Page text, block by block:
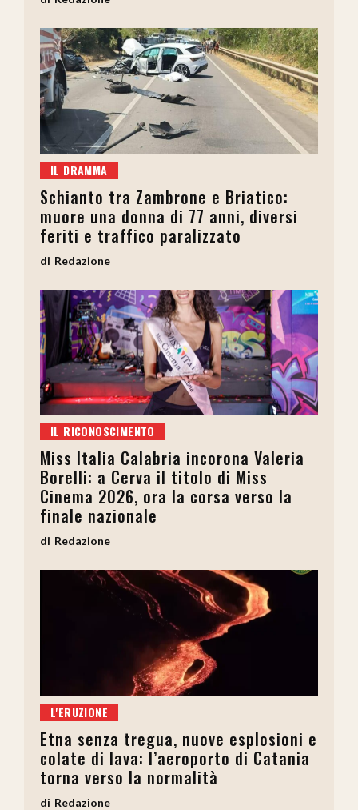
IL DRAMMA
Schianto tra Zambrone e Briatico:
muore una donna di 77 anni, diversi
feriti e traffico paralizzato
Redazione
IL RICONOSCIMENTO
Miss Italia Calabria incorona Valeria
Borelli: a Cerva il titolo di Miss
Cinema 2026, ora la corsa verso la
finale nazionale
Redazione
L'ERUZIONE
Etna senza tregua, nuove esplosioni e
colate di lava: l’aeroporto di Catania
torna verso la normalità
Redazione